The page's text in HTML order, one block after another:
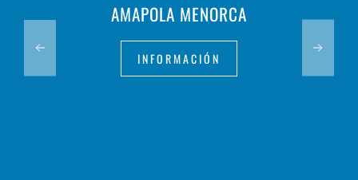
AMAPOLA MENORCA
INFORMACIÓN